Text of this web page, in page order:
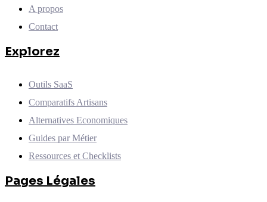
A propos
Contact
Explorez
Outils SaaS
Comparatifs Artisans
Alternatives Economiques
Guides par Métier
Ressources et Checklists
Pages Légales